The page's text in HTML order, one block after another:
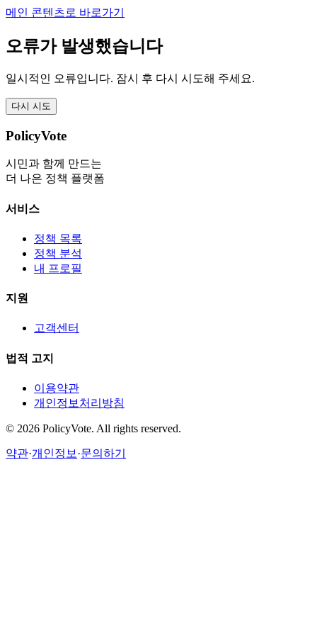
메인 콘텐츠로 바로가기
오류가 발생했습니다
일시적인 오류입니다. 잠시 후 다시 시도해 주세요.
다시 시도
PolicyVote
시민과 함께 만드는
더 나은 정책 플랫폼
서비스
정책 목록
정책 분석
내 프로필
지원
고객센터
법적 고지
이용약관
개인정보처리방침
© 2026 PolicyVote. All rights reserved.
약관·개인정보 ·문의하기